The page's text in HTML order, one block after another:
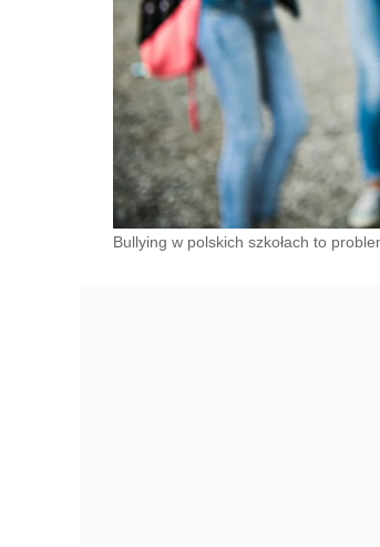
Bullying w polskich szkołach to